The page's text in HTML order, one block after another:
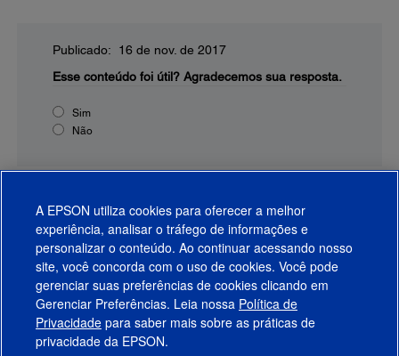
Publicado: 16 de nov. de 2017
Esse conteúdo foi útil? Agradecemos sua resposta.
Sim
Não
Produtos
Suporte
A EPSON utiliza cookies para oferecer a melhor
experiência, analisar o tráfego de informações e
personalizar o conteúdo. Ao continuar acessando nosso
site, você concorda com o uso de cookies. Você pode
gerenciar suas preferências de cookies clicando em
Gerenciar Preferências. Leia nossa Política de
Privacidade para saber mais sobre as práticas de
privacidade da EPSON.